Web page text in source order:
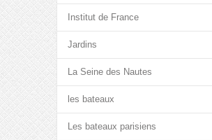
Institut de France
Jardins
La Seine des Nautes
les bateaux
Les bateaux parisiens